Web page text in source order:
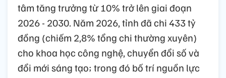
tâm tăng trưởng từ 10% trở lên giai đoạn
2026 - 2030. Năm 2026, tỉnh đã chi 433 tỷ
đồng (chiếm 2,8% tổng chi thường xuyên)
cho khoa học công nghệ, chuyển đổi số và
đổi mới sáng tạo; trong đó bố trí nguồn lực